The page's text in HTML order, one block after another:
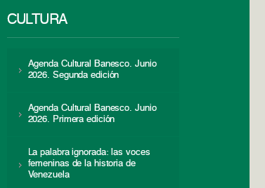
CULTURA
Agenda Cultural Banesco. Junio
2026. Segunda edición
Agenda Cultural Banesco. Junio
2026. Primera edición
La palabra ignorada: las voces
femeninas de la historia de
Venezuela